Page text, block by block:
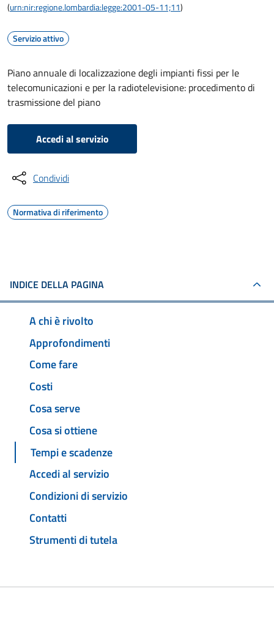
(urn:nir:regione.lombardia:legge:2001-05-11;11)
Servizio attivo
Piano annuale di localizzazione degli impianti fissi per le
telecomunicazioni e per la radiotelevisione: procedimento di
trasmissione del piano
Accedi al servizio
Condividi
Normativa di riferimento
INDICE DELLA PAGINA
A chi è rivolto
Approfondimenti
Come fare
Costi
Cosa serve
Cosa si ottiene
Tempi e scadenze
Accedi al servizio
Condizioni di servizio
Contatti
Strumenti di tutela